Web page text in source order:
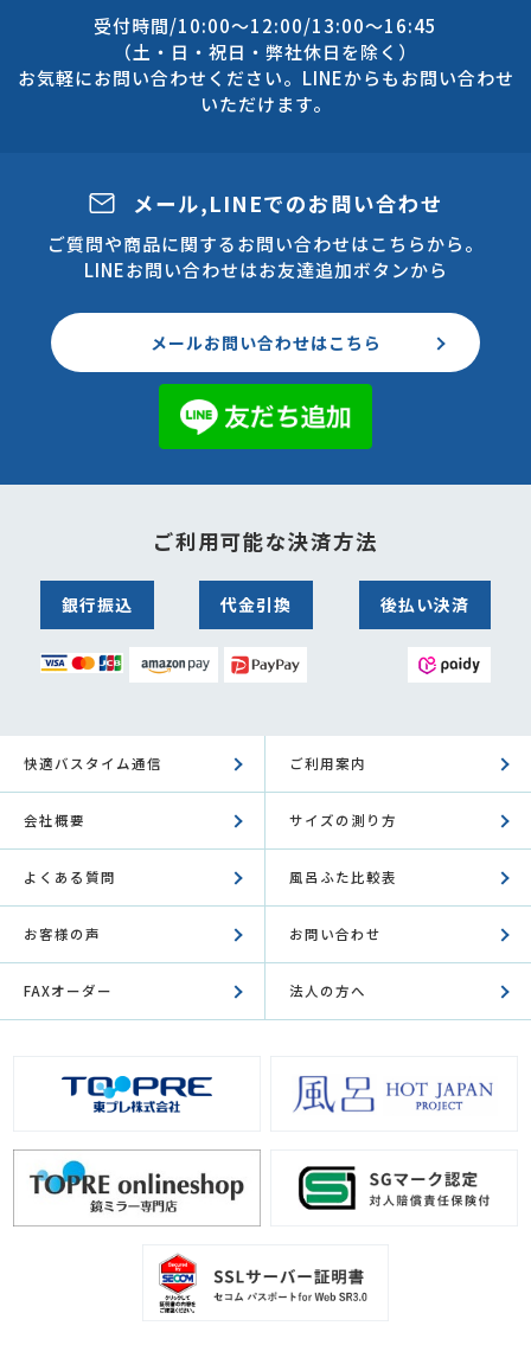
受付時間/10:00～12:00/13:00～16:45
（土・日・祝日・弊社休日を除く）
お気軽にお問い合わせください。LINEからもお問い合わせ
いただけます。
メール,LINEでのお問い合わせ
ご質問や商品に関するお問い合わせはこちらから。
LINEお問い合わせはお友達追加ボタンから
メールお問い合わせはこちら
ご利用可能な決済方法
銀行振込 代金引換 後払い決済
快適バスタイム通信 ご利用案内
会社概要 サイズの測り方
よくある質問 風呂ふた比較表
お客様の声 お問い合わせ
FAXオーダー 法人の方へ